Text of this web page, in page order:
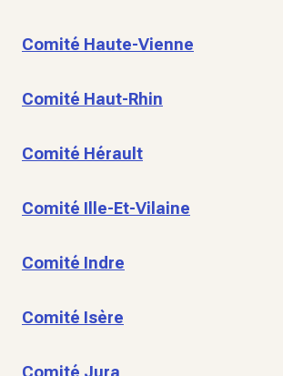
Comité Haute-Vienne
Comité Haut-Rhin
Comité Hérault
Comité Ille-Et-Vilaine
Comité Indre
Comité Isère
Comité Jura